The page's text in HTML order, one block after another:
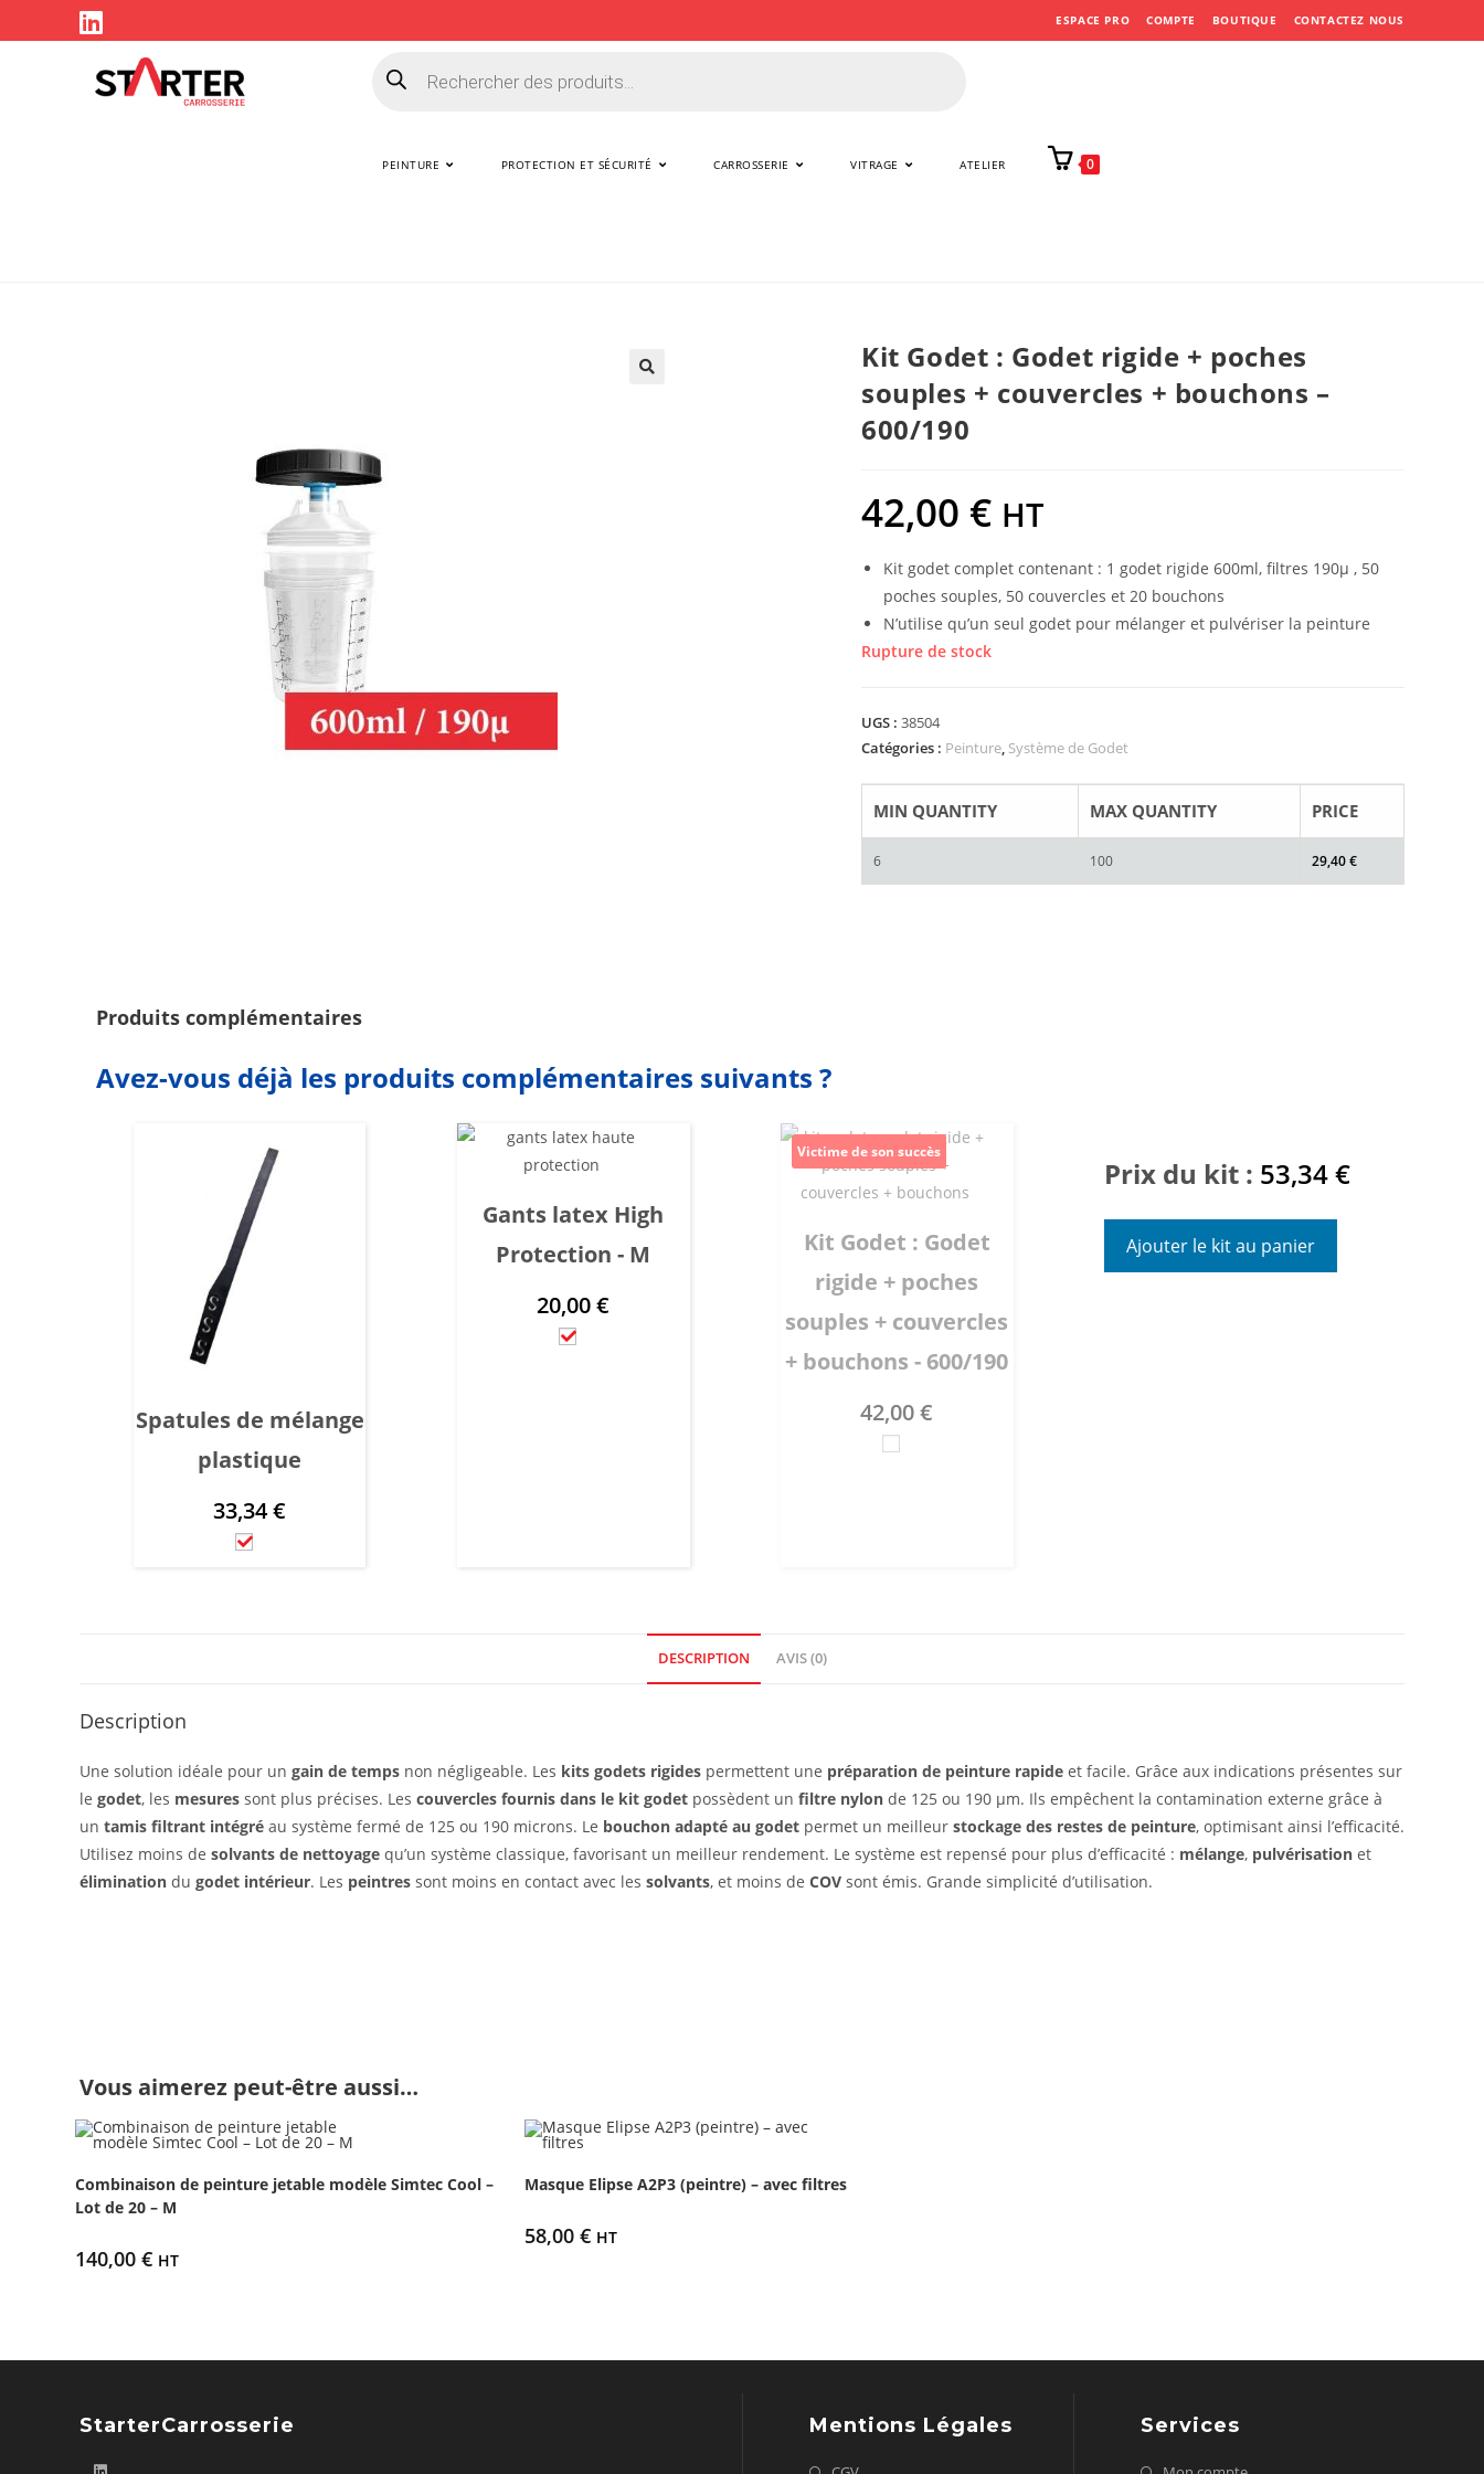
ESPACE PRO COMPTE BOUTIQUE CONTACTEZ NOUS
PEINTURE PROTECTION ET SÉCURITÉ CARROSSERIE VITRAGE ATELIER 0
Kit Godet : Godet rigide + poches
souples + couvercles + bouchons –
600/190
42,00 € HT
Kit godet complet contenant : 1 godet rigide 600ml, filtres 190µ , 50
poches souples, 50 couvercles et 20 bouchons
N’utilise qu’un seul godet pour mélanger et pulvériser la peinture
Rupture de stock
UGS : 38504
Catégories : Peinture, Système de Godet
MIN QUANTITY MAX QUANTITY PRICE
6 100 29,40€
Produits complémentaires
Avez-vous déjà les produits complémentaires suivants ?
Spatules de mélange
plastique
33,34€
Gants latex High
Protection - M
20,00€
Kit Godet : Godet
rigide + poches
souples + couvercles
+ bouchons - 600/190
42,00€
Victime de son succès
Prix du kit : 53,34€
Ajouter le kit au panier
DESCRIPTION AVIS (0)
Description
Une solution idéale pour un gain de temps non négligeable. Les kits godets rigides permettent une préparation de peinture rapide et facile. Grâce aux indications présentes sur
le godet, les mesures sont plus précises. Les couvercles fournis dans le kit godet possèdent un filtre nylon de 125 ou 190 µm. Ils empêchent la contamination externe grâce à
un tamis filtrant intégré au système fermé de 125 ou 190 microns. Le bouchon adapté au godet permet un meilleur stockage des restes de peinture, optimisant ainsi l’efficacité.
Utilisez moins de solvants de nettoyage qu’un système classique, favorisant un meilleur rendement. Le système est repensé pour plus d’efficacité : mélange, pulvérisation et
élimination du godet intérieur. Les peintres sont moins en contact avec les solvants, et moins de COV sont émis. Grande simplicité d’utilisation.
Vous aimerez peut-être aussi…
Combinaison de peinture jetable modèle Simtec Cool –
Lot de 20 – M
140,00€ HT
Masque Elipse A2P3 (peintre) – avec filtres
58,00 € HT
StarterCarrosserie Mentions Légales Services